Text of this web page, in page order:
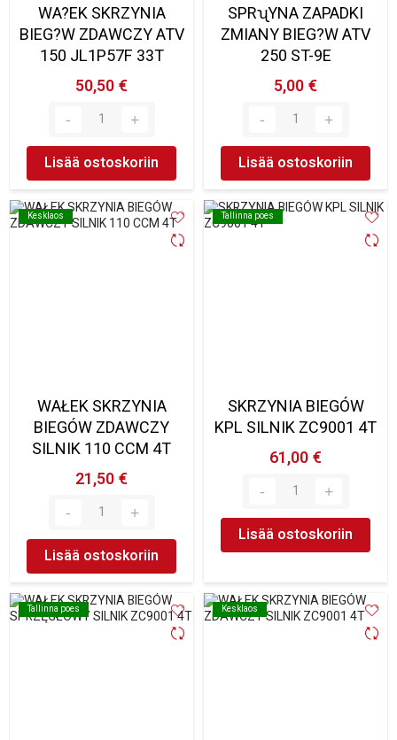
WA?EK SKRZYNIA
BIEG?W ZDAWCZY ATV
150 JL1P57F 33T
50,50 €
Lisää ostoskoriin
SPRʯYNA ZAPADKI
ZMIANY BIEG?W ATV
250 ST-9E
5,00 €
Lisää ostoskoriin
Kesklaos
Kesklaos
WAŁEK SKRZYNIA
BIEGÓW ZDAWCZY
SILNIK 110 CCM 4T
21,50 €
Lisää ostoskoriin
Tallinna poes
Tallinna poes
SKRZYNIA BIEGÓW
KPL SILNIK ZC9001 4T
61,00 €
Lisää ostoskoriin
Tallinna poes
Tallinna poes Kesklaos
Kesklaos